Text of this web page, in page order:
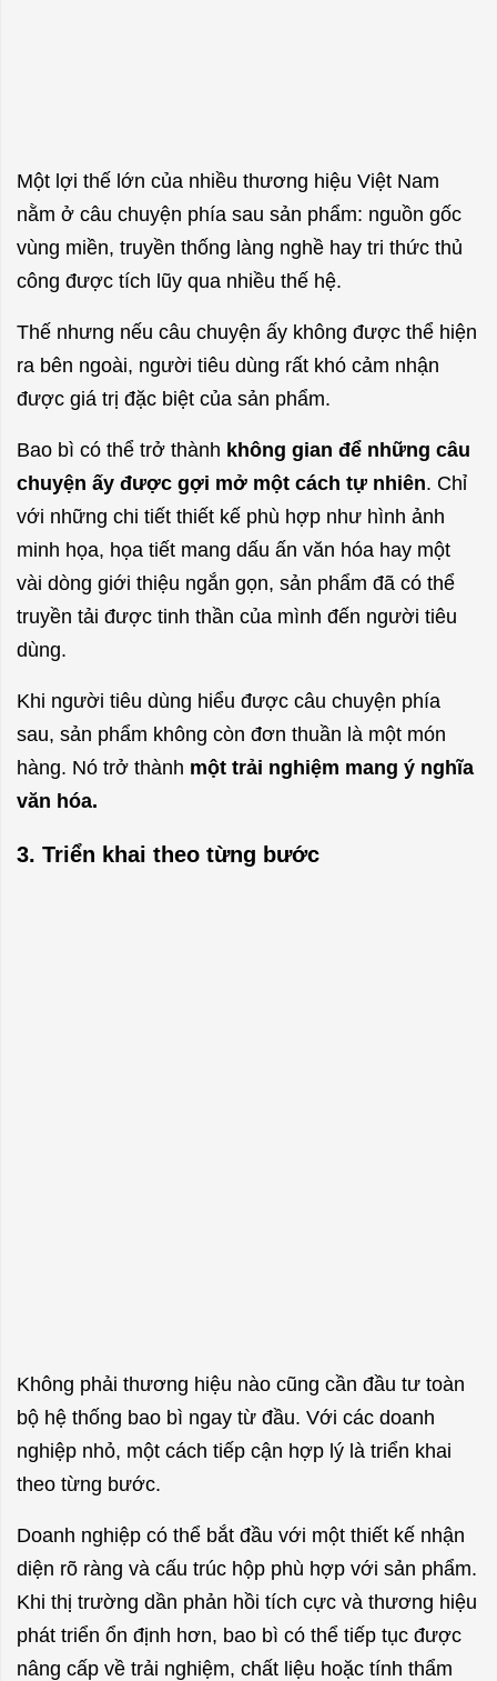
Một lợi thế lớn của nhiều thương hiệu Việt Nam
nằm ở câu chuyện phía sau sản phẩm: nguồn gốc
vùng miền, truyền thống làng nghề hay tri thức thủ
công được tích lũy qua nhiều thế hệ.
Thế nhưng nếu câu chuyện ấy không được thể hiện
ra bên ngoài, người tiêu dùng rất khó cảm nhận
được giá trị đặc biệt của sản phẩm.
Bao bì có thể trở thành không gian để những câu
chuyện ấy được gợi mở một cách tự nhiên. Chỉ
với những chi tiết thiết kế phù hợp như hình ảnh
minh họa, họa tiết mang dấu ấn văn hóa hay một
vài dòng giới thiệu ngắn gọn, sản phẩm đã có thể
truyền tải được tinh thần của mình đến người tiêu
dùng.
Khi người tiêu dùng hiểu được câu chuyện phía
sau, sản phẩm không còn đơn thuần là một món
hàng. Nó trở thành một trải nghiệm mang ý nghĩa
văn hóa.
3. Triển khai theo từng bước
Không phải thương hiệu nào cũng cần đầu tư toàn
bộ hệ thống bao bì ngay từ đầu. Với các doanh
nghiệp nhỏ, một cách tiếp cận hợp lý là triển khai
theo từng bước.
Doanh nghiệp có thể bắt đầu với một thiết kế nhận
diện rõ ràng và cấu trúc hộp phù hợp với sản phẩm.
Khi thị trường dần phản hồi tích cực và thương hiệu
phát triển ổn định hơn, bao bì có thể tiếp tục được
nâng cấp về trải nghiệm, chất liệu hoặc tính thẩm